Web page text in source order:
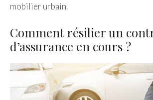
mobilier urbain.
Comment résilier un
d’assurance en cours ?